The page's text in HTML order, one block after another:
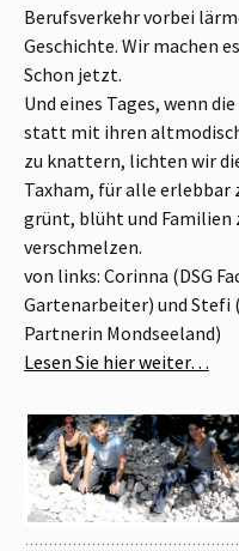
Berufsverkehr vorbei
Geschichte. Wir machen
Schon jetzt.
Und eines Tages, wenn
statt mit ihren
zu knattern, lichten wir
Taxham, für alle erlebbar
grünt, blüht und Familien
verschmelzen.
von links: Corinna (DSG
Gartenarbeiter) und Stefi
Partnerin Mondseeland)
Lesen Sie hier weiter…